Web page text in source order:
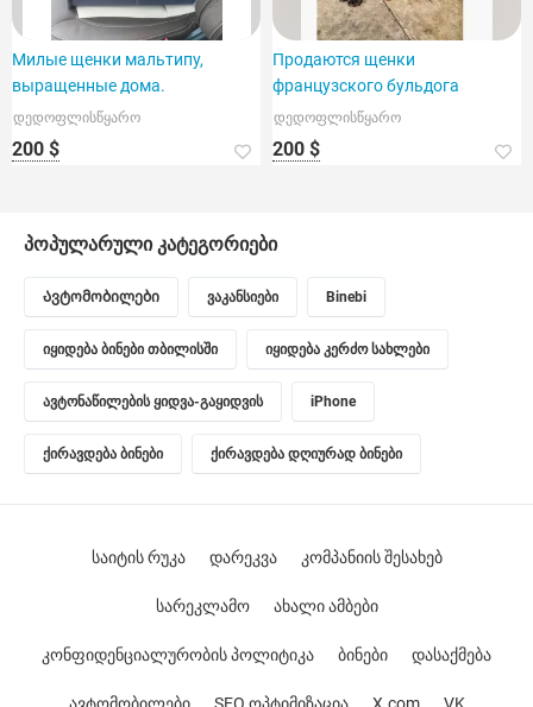
Милые щенки мальтипу,
выращенные дома.
დედოფლისწყარო
200 $
Продаются щенки
французского бульдога
დედოფლისწყარო
200 $
პოპულარული კატეგორიები
Ავტომობილები ვაკანსიები Binebi
იყიდება ბინები თბილისში იყიდება კერძო სახლები
ავტონაწილების ყიდვა-გაყიდვის iPhone
ქირავდება ბინები ქირავდება დღიურად ბინები
საიტის რუკა დარეკვა კომპანიის შესახებ
სარეკლამო ახალი ამბები
კონფიდენციალურობის პოლიტიკა ბინები დასაქმება